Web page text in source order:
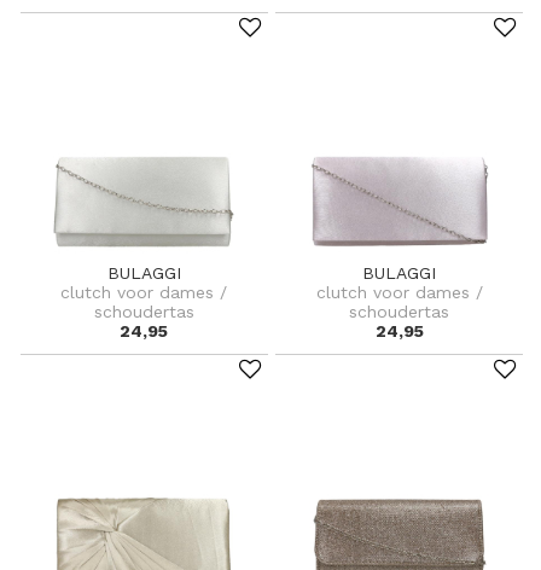
BULAGGI
clutch voor dames /
schoudertas
24,95
BULAGGI
clutch voor dames /
schoudertas
24,95